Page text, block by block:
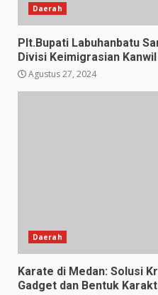
Daerah
Plt.Bupati Labuhanbatu
Divisi Keimigrasian
Agustus 27, 2024
Daerah
Karate di Medan: Solusi
Gadget dan Bentuk